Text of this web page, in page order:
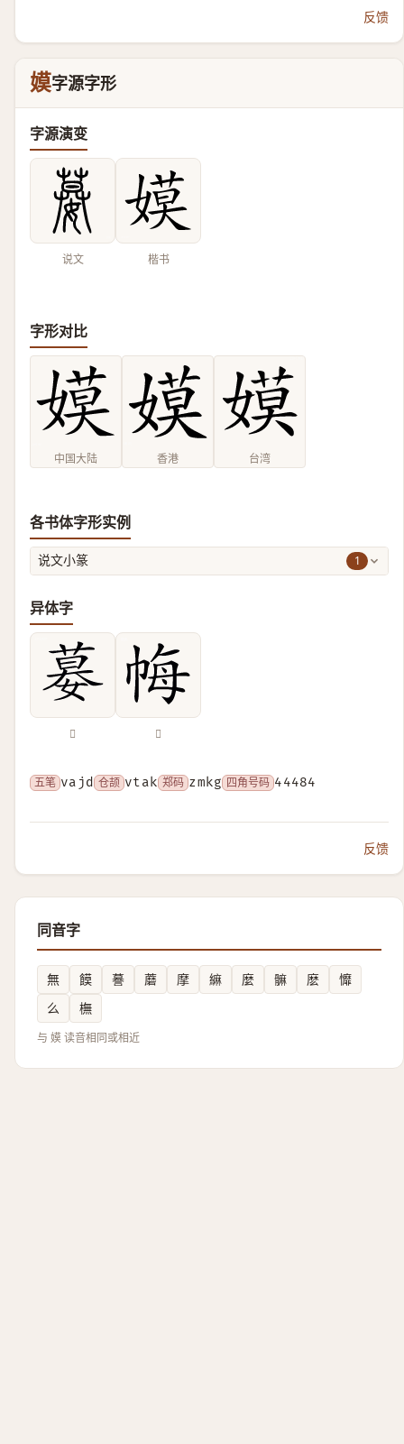
反馈
嫫字源字形
字源演变
说文 楷书
字形对比
中国大陆 香港 台湾
各书体字形实例
说文小篆 1
异体字
𡠜 𢂳
五笔 vajd 仓颉 vtak 郑码 zmkg 四角号码 44484
反馈
同音字
無 饃 謩 蘑 摩 䌕 麼 髍 麽
戂
么
橅
与 嫫 读音相同或相近